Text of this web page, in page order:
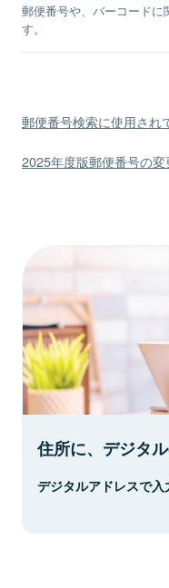
郵便番号や、バーコードに
す。
郵便番号検索に使用され
2025年度版郵便番号の変
住所に、デジタル
デジタルアドレスで入